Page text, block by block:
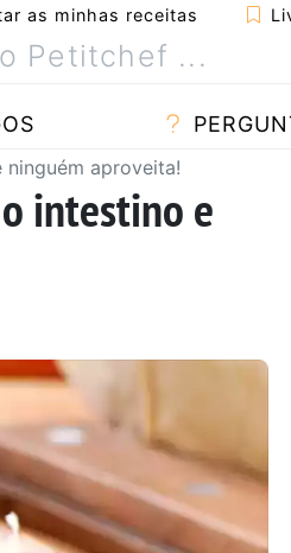
as minhas receitas
aproveita!
intestino e